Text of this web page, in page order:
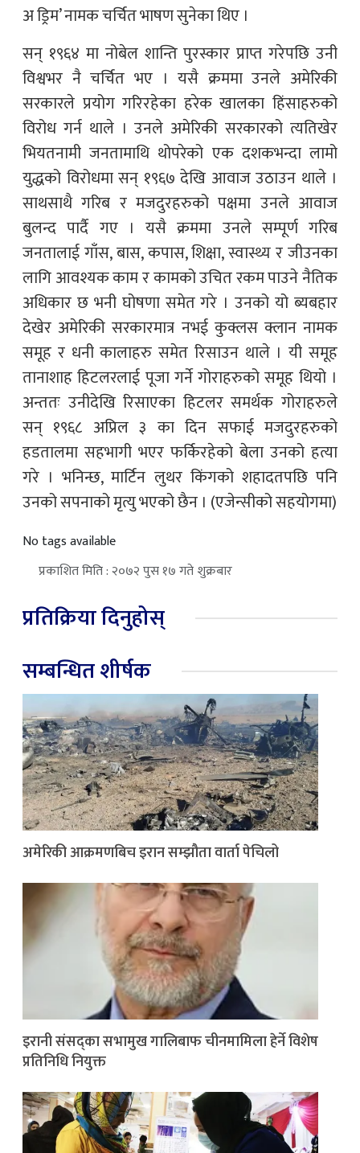
अ ड्रिम’ नामक चर्चित भाषण सुनेका थिए ।
सन् १९६४ मा नोबेल शान्ति पुरस्कार प्राप्त गरेपछि उनी
विश्वभर नै चर्चित भए । यसै क्रममा उनले अमेरिकी
सरकारले प्रयोग गरिरहेका हरेक खालका हिंसाहरुको
विरोध गर्न थाले । उनले अमेरिकी सरकारको त्यतिखेर
भियतनामी जनतामाथि थोपरेको एक दशकभन्दा लामो
युद्धको विरोधमा सन् १९६७ देखि आवाज उठाउन थाले ।
साथसाथै गरिब र मजदुरहरुको पक्षमा उनले आवाज
बुलन्द पार्दै गए । यसै क्रममा उनले सम्पूर्ण गरिब
जनतालाई गाँस, बास, कपास, शिक्षा, स्वास्थ्य र जीउनका
लागि आवश्यक काम र कामको उचित रकम पाउने नैतिक
अधिकार छ भनी घोषणा समेत गरे । उनको यो ब्यबहार
देखेर अमेरिकी सरकारमात्र नभई कुक्लस क्लान नामक
समूह र धनी कालाहरु समेत रिसाउन थाले । यी समूह
तानाशाह हिटलरलाई पूजा गर्ने गोराहरुको समूह थियो ।
अन्ततः उनीदेखि रिसाएका हिटलर समर्थक गोराहरुले
सन् १९६८ अप्रिल ३ का दिन सफाई मजदुरहरुको
हडतालमा सहभागी भएर फर्किरहेको बेला उनको हत्या
गरे । भनिन्छ, मार्टिन लुथर किंगको शहादतपछि पनि
उनको सपनाको मृत्यु भएको छैन । (एजेन्सीको सहयोगमा)
No tags available
प्रकाशित मिति : २०७२ पुस १७ गते शुक्रबार
प्रतिक्रिया दिनुहोस्
सम्बन्धित शीर्षक
अमेरिकी आक्रमणबिच इरान सम्झौता वार्ता पेचिलो
इरानी संसद्का सभामुख गालिबाफ चीनमामिला हेर्ने विशेष
प्रतिनिधि नियुक्त